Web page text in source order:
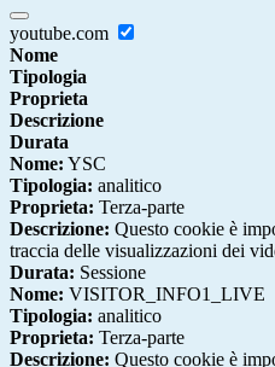
youtube.com
Nome
Tipologia
Proprieta
Descrizione
Durata
Nome: YSC
Tipologia: analitico
Proprieta: Terza-parte
Descrizione: Questo cookie è
traccia delle visualizzazioni dei
Durata: Sessione
Nome: VISITOR_INFO1_LIVE
Tipologia: analitico
Proprieta: Terza-parte
Descrizione: Questo cookie è